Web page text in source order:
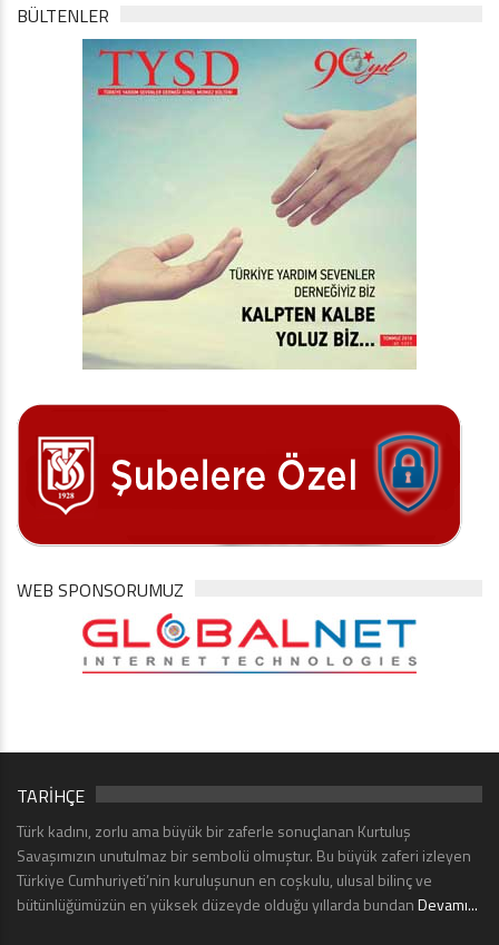
BÜLTENLER
WEB SPONSORUMUZ
TARİHÇE
Türk kadını, zorlu ama büyük bir zaferle sonuçlanan Kurtuluş
Savaşımızın unutulmaz bir sembolü olmuştur. Bu büyük zaferi izleyen
Türkiye Cumhuriyeti’nin kuruluşunun en coşkulu, ulusal bilinç ve
bütünlüğümüzün en yüksek düzeyde olduğu yıllarda bundanDevamı...